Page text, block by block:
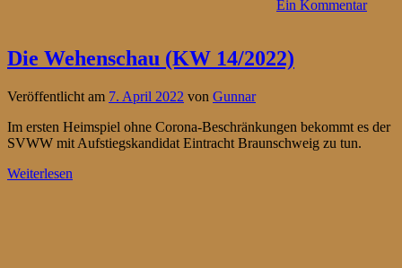
Ein Kommentar
Die Wehenschau (KW 14/2022)
Veröffentlicht am 7. April 2022 von Gunnar
Im ersten Heimspiel ohne Corona-Beschränkungen bekommt es der
SVWW mit Aufstiegskandidat Eintracht Braunschweig zu tun.
Weiterlesen